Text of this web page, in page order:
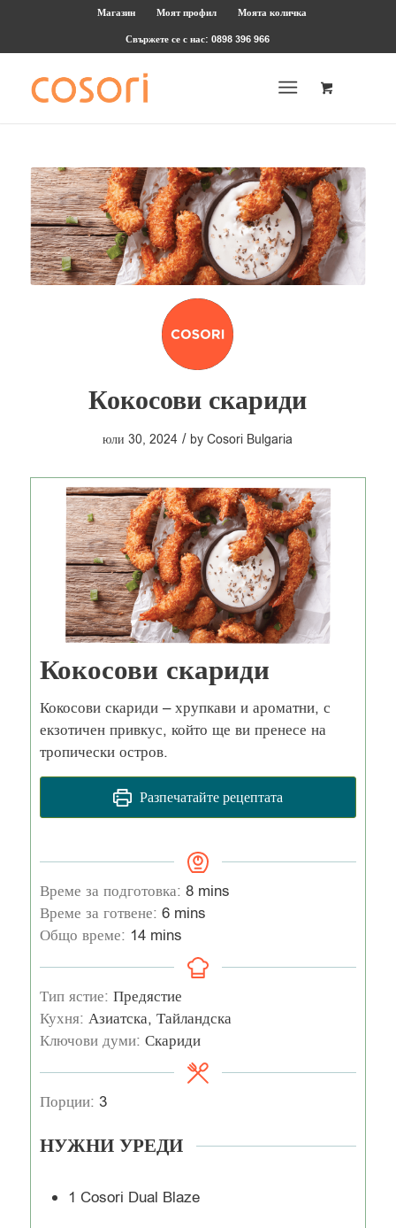
Магазин Моят профил
Моята количка
Свържете се с нас: 0898 396 966
Кокосови скариди
юли 30, 2024 / byCosori Bulgaria
Кокосови скариди
Кокосови скариди – хрупкави и ароматни, с
екзотичен привкус, който ще ви пренесе на
тропически остров.
Разпечатайте рецептата
Време за подготовка: 8 mins
Време за готвене: 6 mins
Общо време: 14 mins
Тип ястие: Предястие
Кухня: Азиатска, Тайландска
Ключови думи: Скариди
Порции: 3
НУЖНИ УРЕДИ
1 Cosori Dual Blaze